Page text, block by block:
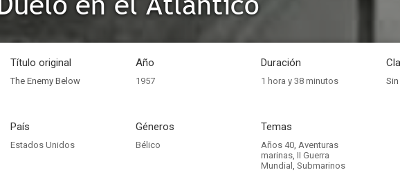
Título original
The Enemy Below
Año
1957
Duración
1 hora y 38 minutos
País
Estados Unidos
Géneros
Bélico
Temas
Años 40, Aventuras
marinas, II Guerra
Mundial , Submarinos